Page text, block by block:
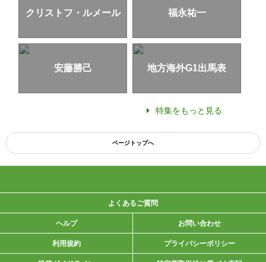
クリストフ・ルメール 福永祐一
安藤勝己 地方海外G1出馬表
特集をもっと見る
ページトップへ
よくあるご質問
ヘルプ お問い合わせ
利用規約 プライバシーポリシー